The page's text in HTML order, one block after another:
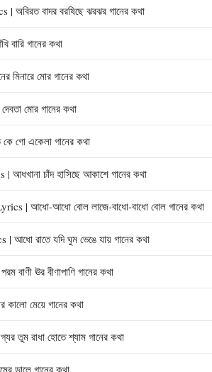
বাদর বরষিছে ঝরঝর গানের কথা
গানের কথা
মোর গানের কথা
মোর গানের কথা
গো একেলা গানের কথা
চাঁদ হাসিছে আকাশে গানের কথা
| আধো-আধো বোল লাজে-বাধো-বাধো বোল গানের কথা
রাতে যদি ঘুম ভেঙে যায় গানের কথা
ঊর বীণাপাণি গানের কথা
মেয়ে গানের কথা
রাধা হোতে শ্যাম গানের কথা